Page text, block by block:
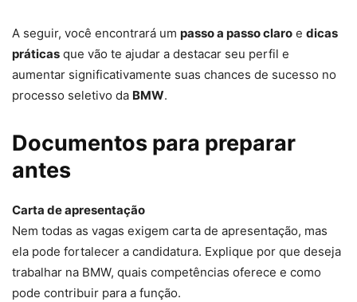
A seguir, você encontrará um passo a passo claro e dicas
práticas que vão te ajudar a destacar seu perfil e
aumentar significativamente suas chances de sucesso no
processo seletivo da BMW.
Documentos para preparar
antes
Carta de apresentação
Nem todas as vagas exigem carta de apresentação, mas
ela pode fortalecer a candidatura. Explique por que deseja
trabalhar na BMW, quais competências oferece e como
pode contribuir para a função.